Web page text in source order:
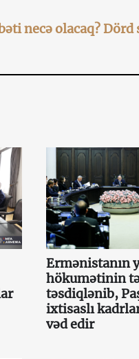
necə olacaq? Dörd
Ermənistanın
hökumətinin
təsdiqlənib,
ixtisaslı
vəd edir